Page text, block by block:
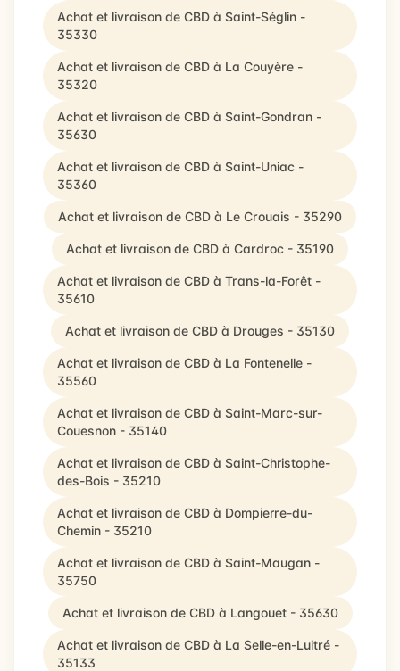
Achat et livraison de CBD à Saint-Séglin -
35330
Achat et livraison de CBD à La Couyère -
35320
Achat et livraison de CBD à Saint-Gondran -
35630
Achat et livraison de CBD à Saint-Uniac -
35360
Achat et livraison de CBD à Le Crouais - 35290
Achat et livraison de CBD à Cardroc - 35190
Achat et livraison de CBD à Trans-la-Forêt -
35610
Achat et livraison de CBD à Drouges - 35130
Achat et livraison de CBD à La Fontenelle -
35560
Achat et livraison de CBD à Saint-Marc-sur-
Couesnon - 35140
Achat et livraison de CBD à Saint-Christophe-
des-Bois - 35210
Achat et livraison de CBD à Dompierre-du-
Chemin - 35210
Achat et livraison de CBD à Saint-Maugan -
35750
Achat et livraison de CBD à Langouet - 35630
Achat et livraison de CBD à La Selle-en-Luitré -
35133